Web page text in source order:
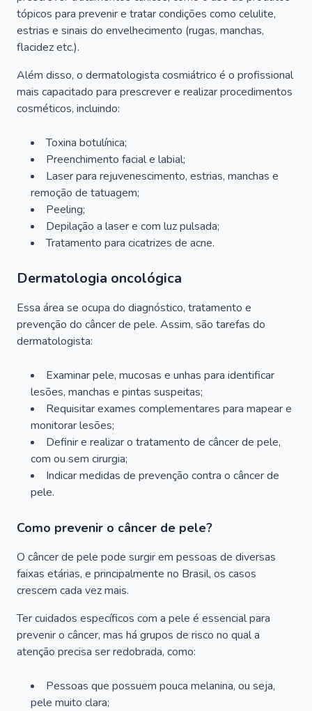
tópicos para prevenir e tratar condições como celulite,
estrias e sinais do envelhecimento (rugas, manchas,
flacidez etc.).
Além disso, o dermatologista cosmiátrico é o profissional
mais capacitado para prescrever e realizar procedimentos
cosméticos, incluindo:
Toxina botulínica;
Preenchimento facial e labial;
Laser para rejuvenescimento, estrias, manchas e
remoção de tatuagem;
Peeling;
Depilação a laser e com luz pulsada;
Tratamento para cicatrizes de acne.
Dermatologia oncológica
Essa área se ocupa do diagnóstico, tratamento e
prevenção do câncer de pele. Assim, são tarefas do
dermatologista:
Examinar pele, mucosas e unhas para identificar
lesões, manchas e pintas suspeitas;
Requisitar exames complementares para mapear e
monitorar lesões;
Definir e realizar o tratamento de câncer de pele,
com ou sem cirurgia;
Indicar medidas de prevenção contra o câncer de
pele.
Como prevenir o câncer de pele?
O câncer de pele pode surgir em pessoas de diversas
faixas etárias, e principalmente no Brasil, os casos
crescem cada vez mais.
Ter cuidados específicos com a pele é essencial para
prevenir o câncer, mas há grupos de risco no qual a
atenção precisa ser redobrada, como:
Pessoas que possuem pouca melanina, ou seja,
pele muito clara;